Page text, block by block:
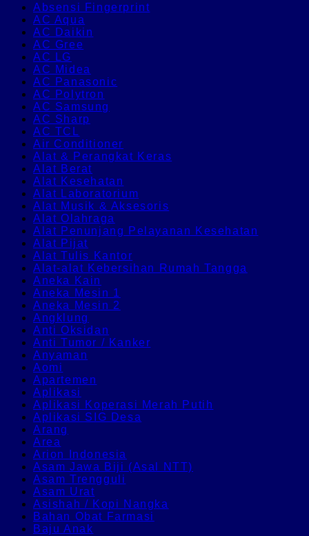
Absensi Fingerprint
AC Aqua
AC Daikin
AC Gree
AC LG
AC Midea
AC Panasonic
AC Polytron
AC Samsung
AC Sharp
AC TCL
Air Conditioner
Alat & Perangkat Keras
Alat Berat
Alat Kesehatan
Alat Laboratorium
Alat Musik & Aksesoris
Alat Olahraga
Alat Penunjang Pelayanan Kesehatan
Alat Pijat
Alat Tulis Kantor
Alat-alat Kebersihan Rumah Tangga
Aneka Kain
Aneka Mesin 1
Aneka Mesin 2
Angklung
Anti Oksidan
Anti Tumor / Kanker
Anyaman
Aomi
Apartemen
Aplikasi
Aplikasi Koperasi Merah Putih
Aplikasi SIG Desa
Arang
Area
Arion Indonesia
Asam Jawa Biji (Asal NTT)
Asam Trengguli
Asam Urat
Asishah / Kopi Nangka
Bahan Obat Farmasi
Baju Anak